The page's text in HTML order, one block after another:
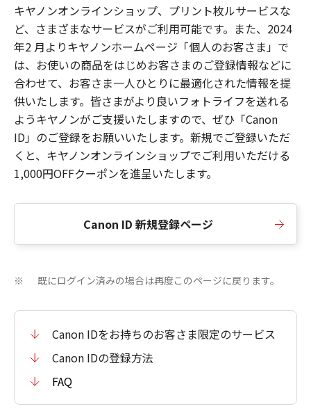
キヤノンオンラインショップ、プリント枚ルサービスな
ど、さまざまなサービスがご利用可能です。また、2024
年2 月よりキヤノンホームページ「個人のお客さま」で
は、お使いの商品をはじめお客さまのご登録情報などに
合わせて、お客さま一人ひとりに最適化された情報を提
供いたします。皆さまがより良いフォトライフを送れる
ようキヤノンがご支援いたしますので、ぜひ「Canon
ID」のご登録をお願いいたします。新規でご登録いただ
くと、キヤノンオンラインショップでご利用いただける
1,000円OFFクーポンを進呈いたします。
Canon ID 新規登録ページ
※ 既にログイン済みの場合は再度このページに戻ります。
Canon IDをお持ちのお客さま限定のサービス
Canon IDの登録方法
FAQ